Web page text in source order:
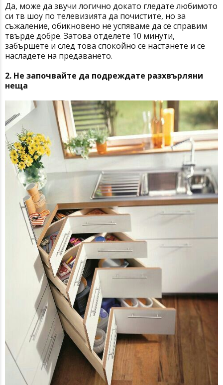
Да, може да звучи логично докато гледате любимото
си тв шоу по телевизията да почистите, но за
съжаление, обикновено не успяваме да се справим
твърде добре. Затова отделете 10 минути,
забършете и след това спокойно се настанете и се
насладете на предаването.
2. Не започвайте да подреждате разхвърляни
неща